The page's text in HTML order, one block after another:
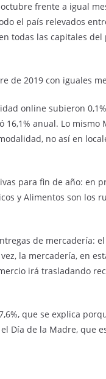
frente a igual
el país relevados
todas las capitales del
de 2019 con iguales
online subieron
anual. Lo mismo
no así en
para fin de año: en
y Alimentos son los
de mercadería: el
la mercadería, en
irá trasladando
que se explica
Día de la Madre, que